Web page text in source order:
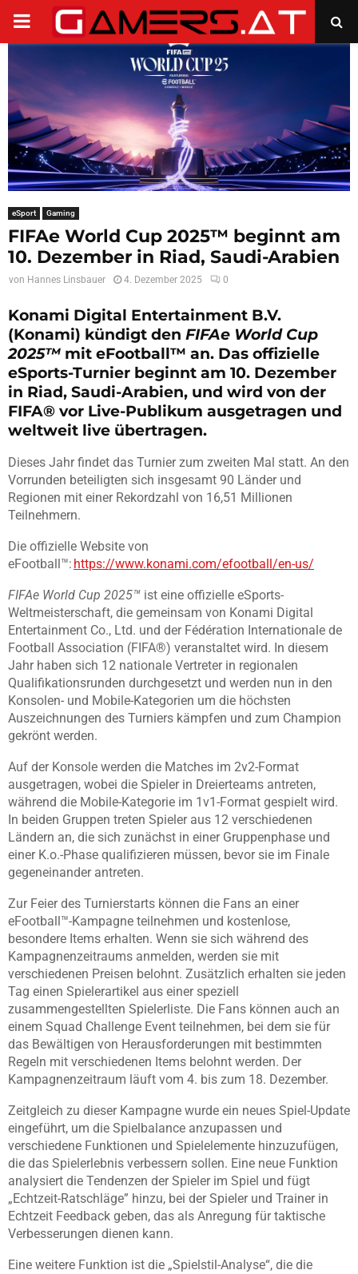
PRIMARY
MENU
eSport Gaming
FIFAe World Cup 2025™ beginnt am
10. Dezember in Riad, Saudi-Arabien
von Hannes Linsbauer 4. Dezember 2025 0
Konami Digital Entertainment B.V.
(Konami) kündigt den FIFAe World Cup
2025™ mit eFootball™ an. Das offizielle
eSports-Turnier beginnt am 10. Dezember
in Riad, Saudi-Arabien, und wird von der
FIFA® vor Live-Publikum ausgetragen und
weltweit live übertragen.
Dieses Jahr findet das Turnier zum zweiten Mal statt. An den
Vorrunden beteiligten sich insgesamt 90 Länder und
Regionen mit einer Rekordzahl von 16,51 Millionen
Teilnehmern.
Die offizielle Website von
eFootball™: https://www.konami.com/efootball/en-us/
FIFAe World Cup 2025™ ist eine offizielle eSports-
Weltmeisterschaft, die gemeinsam von Konami Digital
Entertainment Co., Ltd. und der Fédération Internationale de
Football Association (FIFA®) veranstaltet wird. In diesem
Jahr haben sich 12 nationale Vertreter in regionalen
Qualifikationsrunden durchgesetzt und werden nun in den
Konsolen- und Mobile-Kategorien um die höchsten
Auszeichnungen des Turniers kämpfen und zum Champion
gekrönt werden.
Auf der Konsole werden die Matches im 2v2-Format
ausgetragen, wobei die Spieler in Dreierteams antreten,
während die Mobile-Kategorie im 1v1-Format gespielt wird.
In beiden Gruppen treten Spieler aus 12 verschiedenen
Ländern an, die sich zunächst in einer Gruppenphase und
einer K.o.-Phase qualifizieren müssen, bevor sie im Finale
gegeneinander antreten.
Zur Feier des Turnierstarts können die Fans an einer
eFootball™-Kampagne teilnehmen und kostenlose,
besondere Items erhalten. Wenn sie sich während des
Kampagnenzeitraums anmelden, werden sie mit
verschiedenen Preisen belohnt. Zusätzlich erhalten sie jeden
Tag einen Spielerartikel aus einer speziell
zusammengestellten Spielerliste. Die Fans können auch an
einem Squad Challenge Event teilnehmen, bei dem sie für
das Bewältigen von Herausforderungen mit bestimmten
Regeln mit verschiedenen Items belohnt werden. Der
Kampagnenzeitraum läuft vom 4. bis zum 18. Dezember.
Zeitgleich zu dieser Kampagne wurde ein neues Spiel-Update
eingeführt, um die Spielbalance anzupassen und
verschiedene Funktionen und Spielelemente hinzuzufügen,
die das Spielerlebnis verbessern sollen. Eine neue Funktion
analysiert die Tendenzen der Spieler im Spiel und fügt
„Echtzeit-Ratschläge” hinzu, bei der Spieler und Trainer in
Echtzeit Feedback geben, das als Anregung für taktische
Verbesserungen dienen kann.
Eine weitere Funktion ist die „Spielstil-Analyse“, die die